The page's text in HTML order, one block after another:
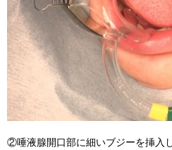
②唾液腺開口部に細いブジーを挿入